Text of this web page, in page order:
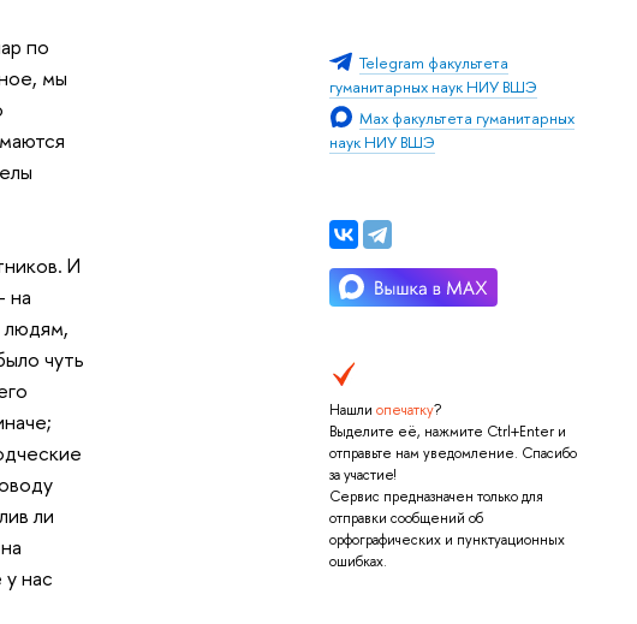
Telegram факультета
гуманитарных наук НИУ ВШЭ
Max факультета гуманитарных
наук НИУ ВШЭ
Нашли опечатку?
Выделите её, нажмите Ctrl+Enter и
отправьте нам уведомление. Спасибо
за участие!
Сервис предназначен только для
отправки сообщений об
орфографических и пунктуационных
ошибках.
по
мы
И
на
людям,
чуть
ли
нас